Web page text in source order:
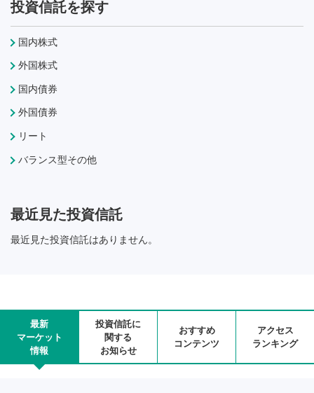
投資信託を探す
国内株式
外国株式
国内債券
外国債券
リート
バランス型その他
最近見た投資信託
最近見た投資信託はありません。
最新
マーケット
情報
投資信託に
関する
お知らせ
おすすめ
コンテンツ
アクセス
ランキング